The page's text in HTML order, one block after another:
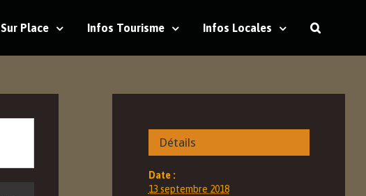
Sur Place Infos Tourisme Infos Locales
Détails
Date :
13 septembre 2018